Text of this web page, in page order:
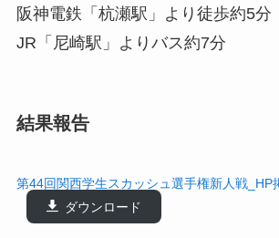
阪神電鉄「杭瀬駅」より徒歩約5分
JR「尼崎駅」よりバス約7分
結果報告
第44回関西学生スカッシュ選手権新人戦_HP
ダウンロード